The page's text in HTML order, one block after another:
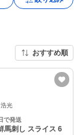
おすすめ順
光
で発送
馬刺し スライス 6